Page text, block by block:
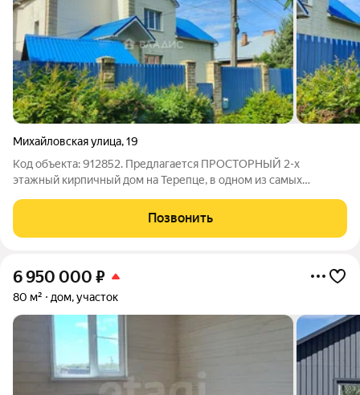
Михайловская улица,19
Код объекта: 912852. Предлагается ПРОСТОРНЫЙ 2-х
этажный кирпичный дом на Терепце, в одном из самых
Дом построен по чешскому проекту. Все коммуникации
центральные. В доме просторная гостиная
Позвонить
6 950 000 ₽
80 м² дом, участок